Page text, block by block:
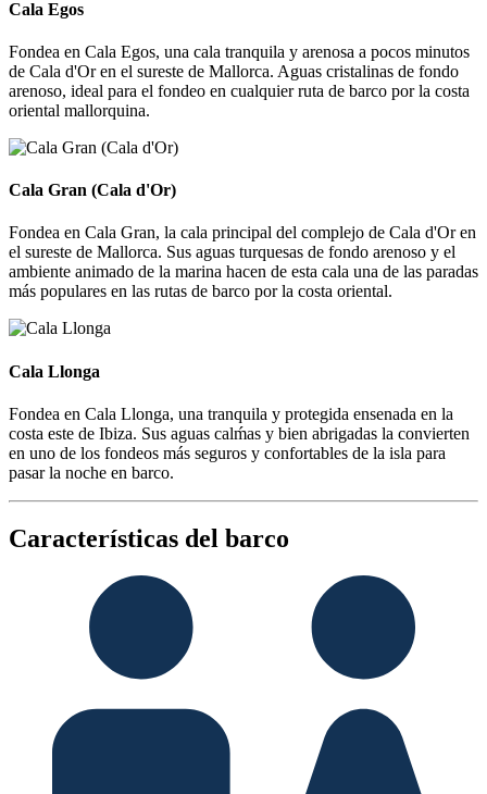
Cala Egos
Fondea en Cala Egos, una cala tranquila y arenosa a pocos minutos
de Cala d'Or en el sureste de Mallorca. Aguas cristalinas de fondo
arenoso, ideal para el fondeo en cualquier ruta de barco por la costa
oriental mallorquina.
Cala Gran (Cala d'Or)
Cala Gran (Cala d'Or)
Fondea en Cala Gran, la cala principal del complejo de Cala d'Or en
el sureste de Mallorca. Sus aguas turquesas de fondo arenoso y el
ambiente animado de la marina hacen de esta cala una de las paradas
más populares en las rutas de barco por la costa oriental.
Cala Llonga
Cala Llonga
Fondea en Cala Llonga, una tranquila y protegida ensenada en la
costa este de Ibiza. Sus aguas calḿas y bien abrigadas la convierten
en uno de los fondeos más seguros y confortables de la isla para
pasar la noche en barco.
Características del barco